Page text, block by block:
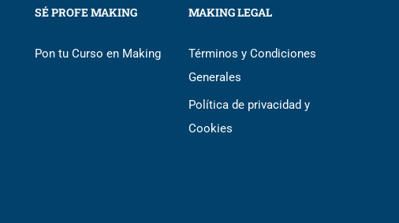
SÉ PROFE MAKING
Pon tu Curso en Making
MAKING LEGAL
Términos y Condiciones
Generales
Política de privacidad y
Cookies